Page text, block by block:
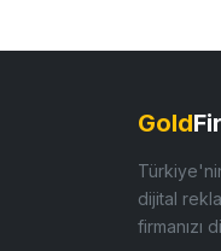
Gold
dijital
firmanızı